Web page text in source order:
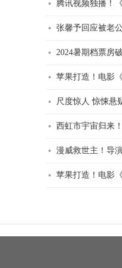
张馨予回应被老